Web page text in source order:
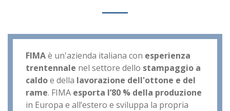
FIMAè un'azienda italiana con esperienza
trentennale nel settore dello stampaggio a
caldoe della lavorazione dell'ottone e del
rame. FIMA esporta l’80 % della produzione
in Europa e all’estero e sviluppa la propria